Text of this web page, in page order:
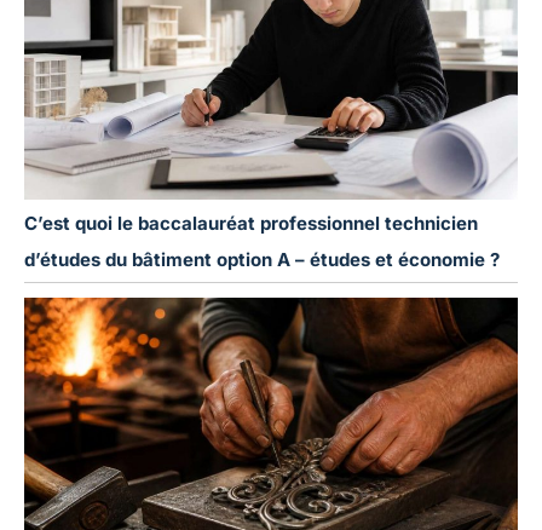
C’est quoi le baccalauréat professionnel technicien
d’études du bâtiment option A – études et économie ?